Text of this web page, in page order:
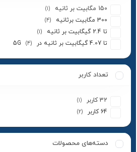
150 مگابیت بر ثانیه (1)
300 مگابیت برثانیه (4)
تا 2.4 گیگابیت بر ثانیه (1)
تا 4.07 گیگابیت بر ثانیه در 5G (4)
تعداد کاربر
32 کاربر (1)
64 کاربر (2)
دسته‌های محصولات